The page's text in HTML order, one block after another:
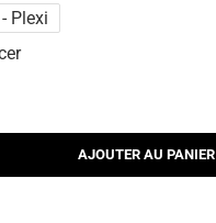
Plexi
AJOUTER AU PANIER